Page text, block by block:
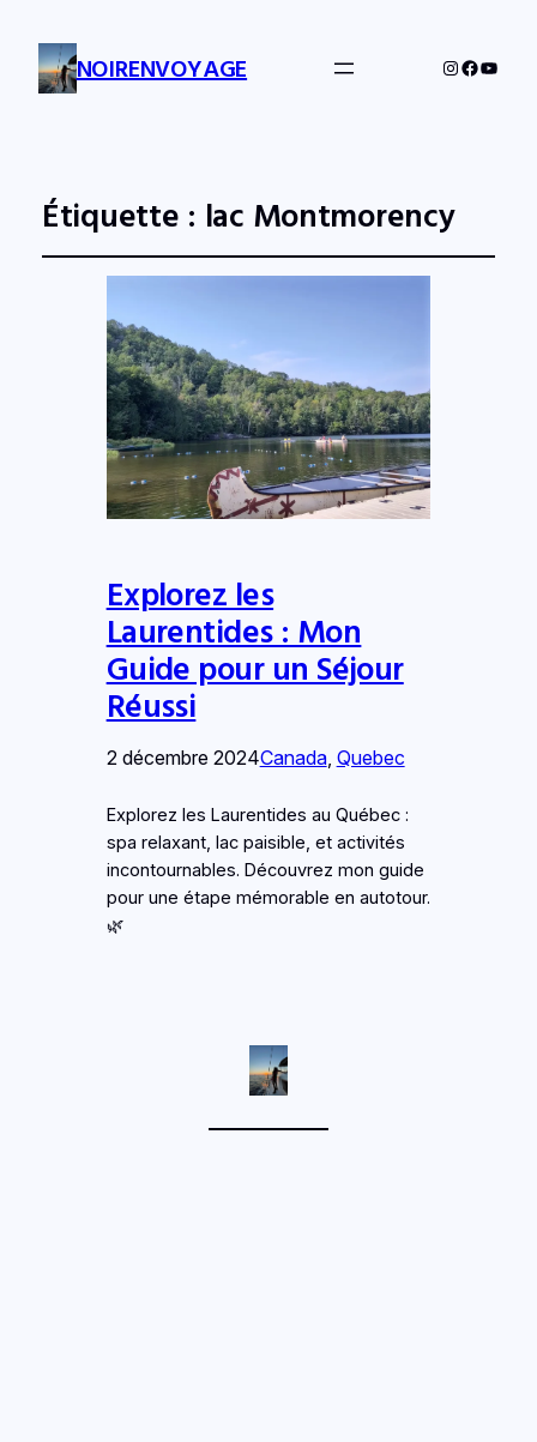
NOIRENVOYAGE Instagram
Étiquette : lac Montmorency
Explorez les
Laurentides : Mon
Guide pour un Séjour
Réussi
2 décembre 2024Canada, Quebec
Explorez les Laurentides au Québec :
spa relaxant, lac paisible, et activités
incontournables. Découvrez mon guide
pour une étape mémorable en autotour.
🌿